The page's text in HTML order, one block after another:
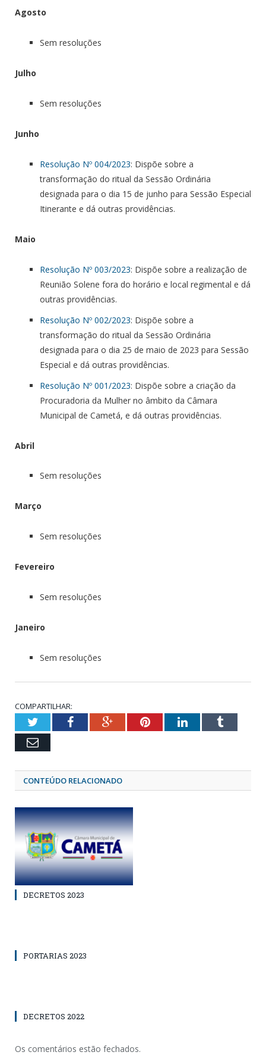
Agosto
Sem resoluções
Julho
Sem resoluções
Junho
Resolução Nº 004/2023: Dispõe sobre a
transformação do ritual da Sessão Ordinária
designada para o dia 15 de junho para Sessão Especial
Itinerante e dá outras providências.
Maio
Resolução Nº 003/2023: Dispõe sobre a realização de
Reunião Solene fora do horário e local regimental e dá
outras providências.
Resolução Nº 002/2023: Dispõe sobre a
transformação do ritual da Sessão Ordinária
designada para o dia 25 de maio de 2023 para Sessão
Especial e dá outras providências.
Resolução Nº 001/2023: Dispõe sobre a criação da
Procuradoria da Mulher no âmbito da Câmara
Municipal de Cametá, e dá outras providências.
Abril
Sem resoluções
Março
Sem resoluções
Fevereiro
Sem resoluções
Janeiro
Sem resoluções
COMPARTILHAR:
TwitterFacebookGoogle+PinterestLinkedInTumblr
Email
CONTEÚDO RELACIONADO
DECRETOS 2023
PORTARIAS 2023
DECRETOS 2022
Os comentários estão fechados.